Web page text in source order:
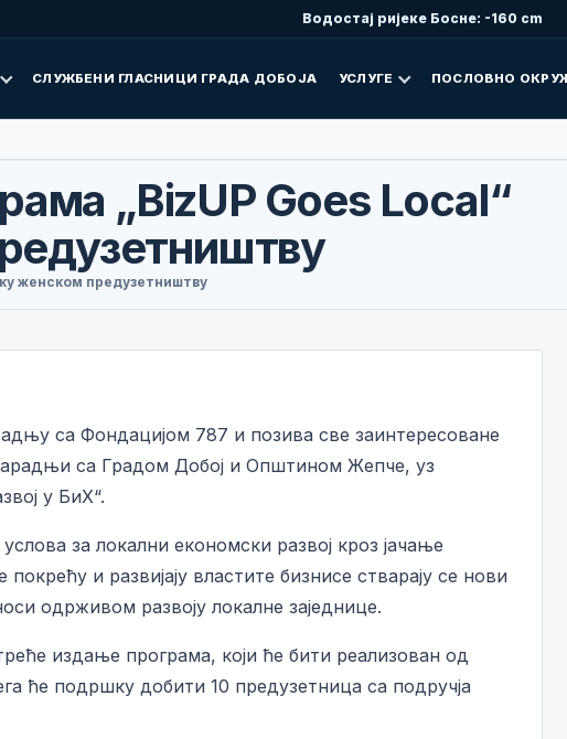
Водостај ријеке Босне: -160 cm
СЛУЖБЕНИ ГЛАСНИЦИ ГРАДА ДОБОЈА УСЛУГЕ ПОСЛОВНО
„BizUP Goes Local“
женском предузетништву
са Фондацијом 787 и позива све заинтересоване
сарадњи са Градом Добој и Општином Жепче, уз
у БиХ“.
за локални економски развој кроз јачање
и развијају властите бизнисе стварају се нови
одрживом развоју локалне заједнице.
издање програма, који ће бити реализован од
ће подршку добити 10 предузетница са подручја